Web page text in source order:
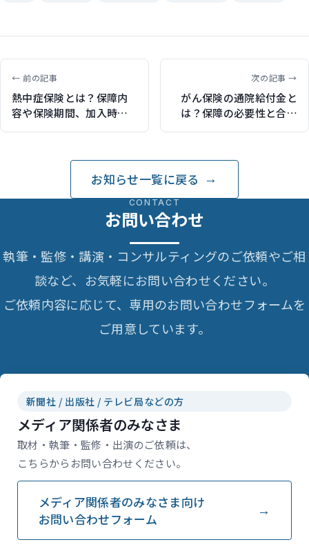
← 前の記事
熱中症保険とは？保障内
容や保険期間、加入時の
次の記事 →
がん保険の通院給付金と
は？保障の必要性と合わ
お知らせ一覧に戻る
CONTACT
お問い合わせ
執筆・監修・講演・コンサルティングのご依頼やご相
談など、お気軽にお問い合わせください。
ご依頼内容に応じて、専用のお問い合わせフォームを
ご用意しています。
新聞社 / 出版社 / テレビ局などの方
メディア関係者のみなさま
取材・執筆・監修・出演のご依頼は、
こちらからお問い合わせください。
メディア関係者のみなさま向け
お問い合わせフォーム